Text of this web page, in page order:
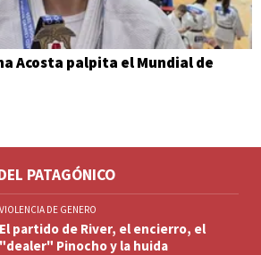
Acosta palpita el Mundial de
PATAGÓNICO
VIOLENCIA DE GENERO
El partido de River, el encierro, el
"dealer" Pinocho y la huida